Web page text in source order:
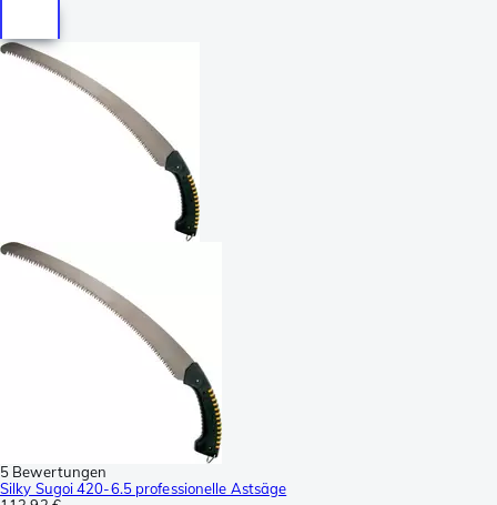
5 Bewertungen
Silky Sugoi 420-6.5 professionelle Astsäge